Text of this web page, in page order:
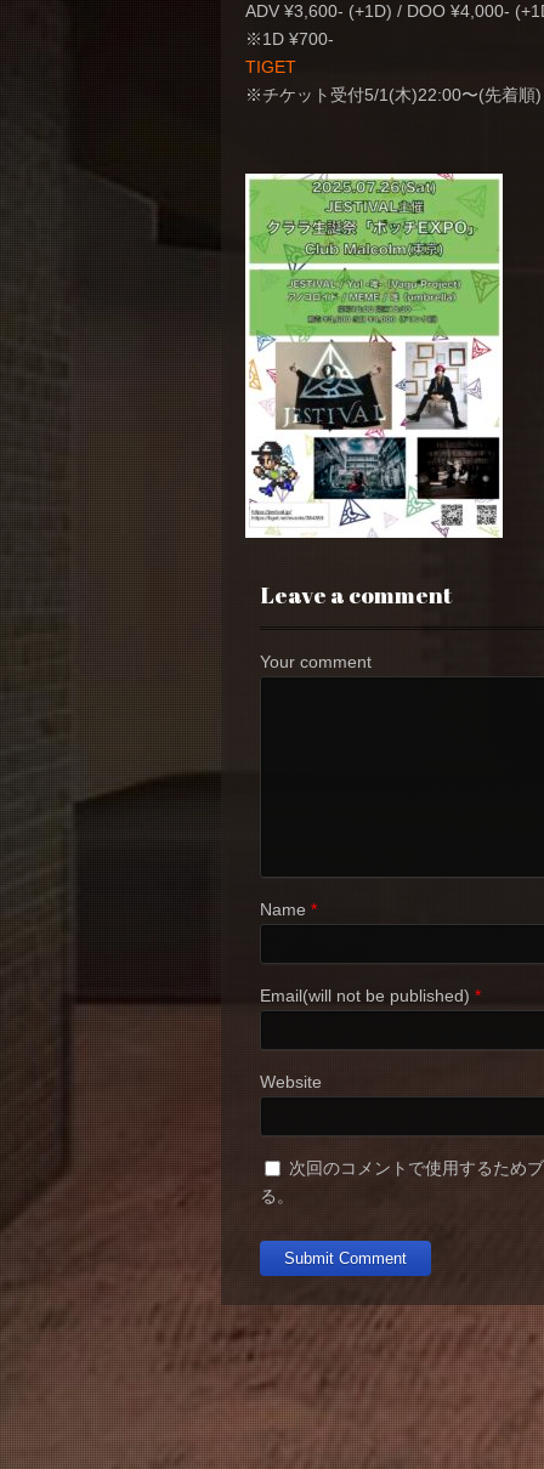
ADV ¥3,600- (+1D) / DOO ¥4,000-
※1D ¥700-
TIGET
※チケット受付5/1(木)22:00〜(先着順)
Leave a comment
Your comment
Name *
Email(will not be published) *
Website
次回のコメントで使用するため
る。